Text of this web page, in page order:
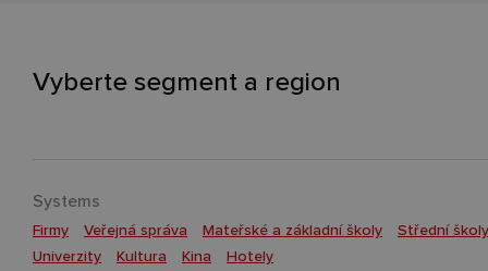
Vyberte segment a region
Systems
Firmy Veřejná správa Mateřské a základní školy
Střední školy
Univerzity
Kultura Kina Hotely